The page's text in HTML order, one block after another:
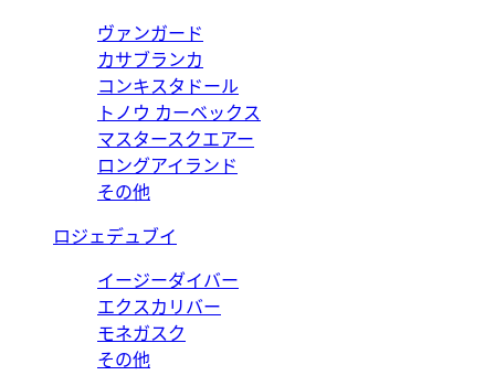
ヴァンガード
カサブランカ
コンキスタドール
トノウ カーベックス
マスタースクエアー
ロングアイランド
その他
ロジェデュブイ
イージーダイバー
エクスカリバー
モネガスク
その他